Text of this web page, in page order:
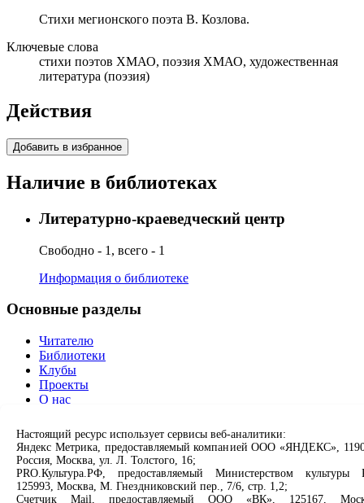
Стихи мегионского поэта В. Козлова.
Ключевые слова
стихи поэтов ХМАО, поэзия ХМАО, художественная
литература (поэзия)
Действия
Добавить в избранное
Наличие в библиотеках
Литературно-краеведческий центр
Свободно - 1, всего - 1
Информация о библиотеке
Основные разделы
Читателю
Библиотеки
Клубы
Проекты
О нас
Сервисы
Продлить книгу
Спроси библиотекаря
Настоящий ресурс использует сервисы веб-аналитики:
Яндекс Метрика, предоставляемый компанией ООО «ЯНДЕКС»,
Россия, Москва, ул. Л. Толстого, 16;
PRO.Культура.РФ, предоставляемый Министерством культуры
125993, Москва, М. Гнездниковский пер., 7/6, стр. 1,2;
Счетчик Mail, предоставляемый ООО «ВК», 125167,